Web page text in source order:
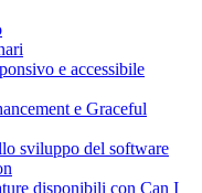
e accessibile
e Graceful
sviluppo del software
disponibili con Can I